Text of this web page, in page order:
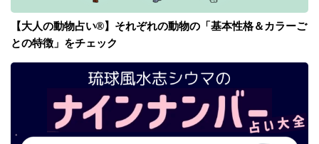
【大人の動物占い®】それぞれの動物の「基本性格＆カラーご
との特徴」をチェック